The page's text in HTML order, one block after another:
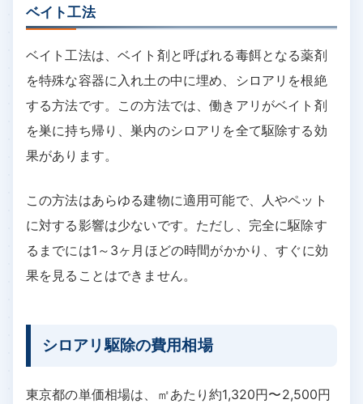
ベイト工法
ベイト工法は、ベイト剤と呼ばれる毒餌となる薬剤
を特殊な容器に入れ土の中に埋め、シロアリを根絶
する方法です。この方法では、働きアリがベイト剤
を巣に持ち帰り、巣内のシロアリを全て駆除する効
果があります。
この方法はあらゆる建物に適用可能で、人やペット
に対する影響は少ないです。ただし、完全に駆除す
るまでには1～3ヶ月ほどの時間がかかり、すぐに効
果を見ることはできません。
シロアリ駆除の費用相場
東京都の単価相場は、㎡あたり約1,320円〜2,500円